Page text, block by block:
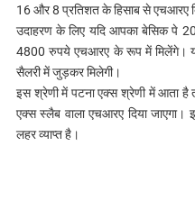
16 और 8 प्रतिशत के हिसाब से एचआरए
उदाहरण के लिए यदि आपका बेसिक पे
4800 रुपये एचआरए के रूप में मिलेंगे।
सैलरी में जुड़कर मिलेगी।
इस श्रेणी में पटना एक्स श्रेणी में आता है
एक्स स्लैब वाला एचआरए दिया जाएगा।
लहर व्याप्त है।